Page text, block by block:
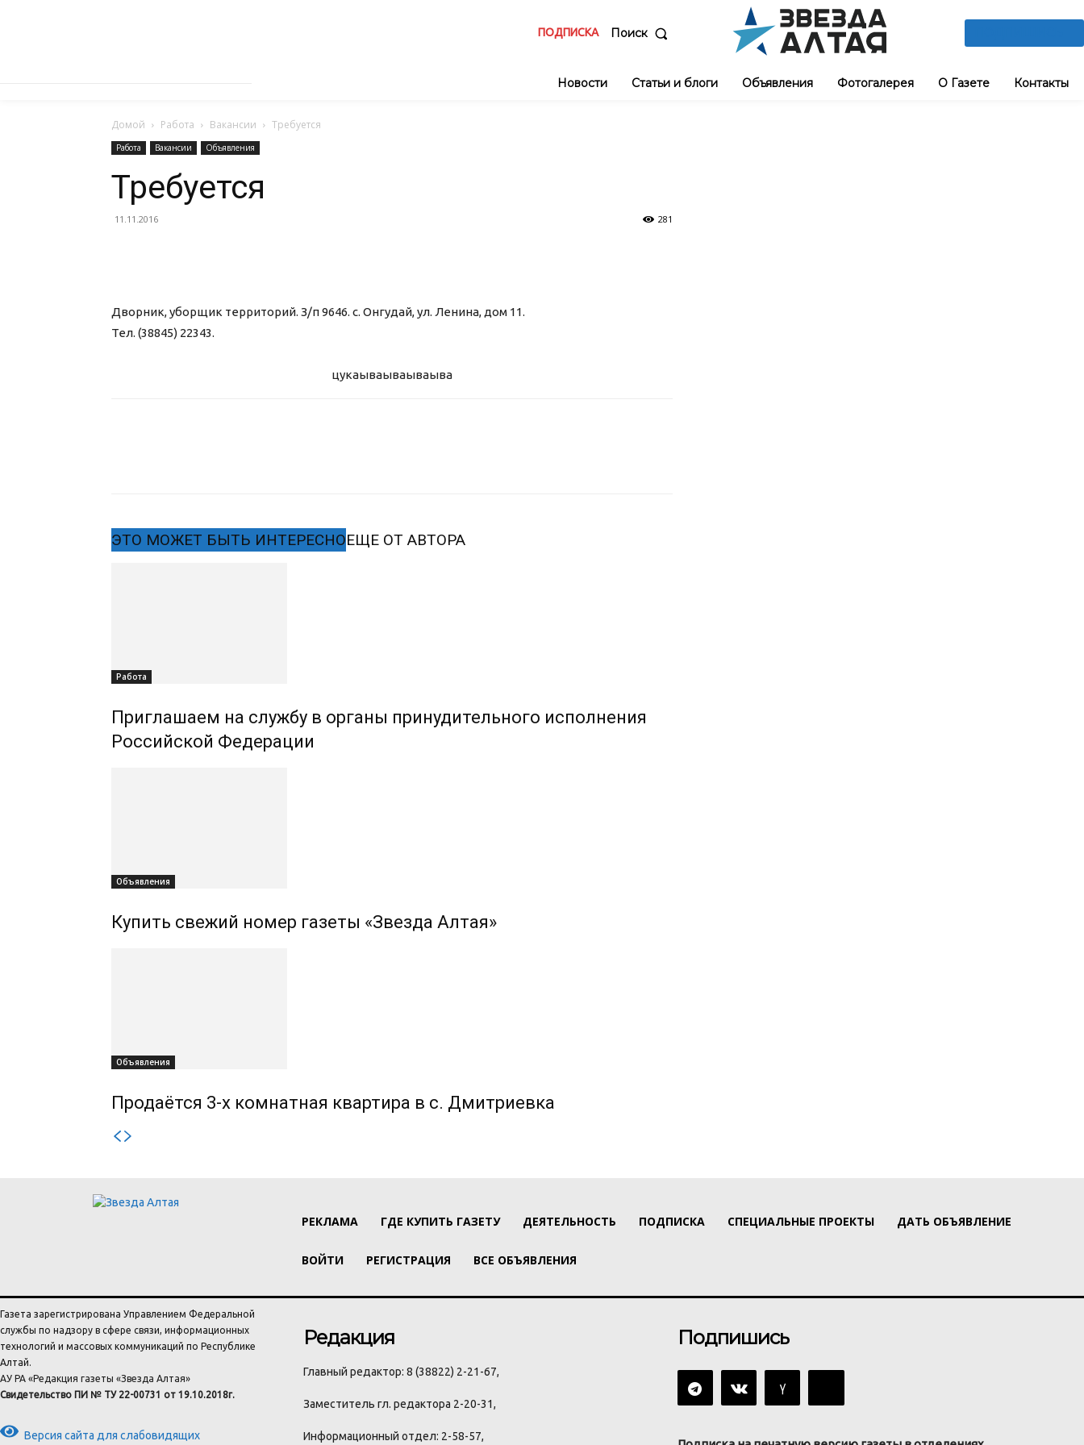
ПОДПИСКА Поиск
Новости Статьи и блоги Объявления Фотогалерея О Газете Контакты
Домой Работа Вакансии Требуется
Работа Вакансии Объявления
Требуется
11.11.2016 281
Дворник, уборщик территорий. З/п 9646. с. Онгудай, ул. Ленина, дом 11.
Тел. (38845) 22343.
цукаываываываыва
ЭТО МОЖЕТ БЫТЬ ИНТЕРЕСНОЕЩЕ ОТ АВТОРА
Работа
Приглашаем на службу в органы принудительного исполнения
Российской Федерации
Объявления
Купить свежий номер газеты «Звезда Алтая»
Объявления
Продаётся 3-х комнатная квартира в с. Дмитриевка
РЕКЛАМА ГДЕ КУПИТЬ ГАЗЕТУ ДЕЯТЕЛЬНОСТЬ ПОДПИСКА СПЕЦИАЛЬНЫЕ ПРОЕКТЫ ДАТЬ ОБЪЯВЛЕНИЕ
ВОЙТИ РЕГИСТРАЦИЯ ВСЕ ОБЪЯВЛЕНИЯ
Газета зарегистрирована Управлением Федеральной
службы по надзору в сфере связи, информационных
технологий и массовых коммуникаций по Республике
Алтай.
АУ РА «Редакция газеты «Звезда Алтая»
Свидетельство ПИ № ТУ 22-00731 от 19.10.2018г.
Версия сайта для слабовидящих
Редакция
Главный редактор: 8 (38822) 2-21-67,
Заместитель гл. редактора 2-20-31,
Информационный отдел: 2-58-57,
Подпишись